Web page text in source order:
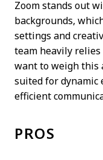
Zoom stands out
backgrounds,
settings and
team heavily
want to weigh this
suited for
efficient
PROS